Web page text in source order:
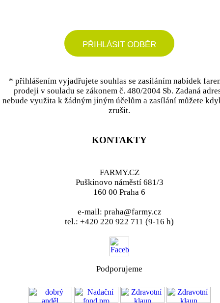
PŘIHLÁSIT ODBĚR
* přihlášením vyjadřujete souhlas se zasíláním nabídek
prodeji v souladu se zákonem č. 480/2004 Sb. Zadaná
nebude využita k žádným jiným účelům a zasílání můžete
zrušit.
KONTAKTY
FARMY.CZ
Puškinovo náměstí 681/3
160 00 Praha 6
e-mail: praha@farmy.cz
tel.: +420 220 922 711 (9-16 h)
Podporujeme